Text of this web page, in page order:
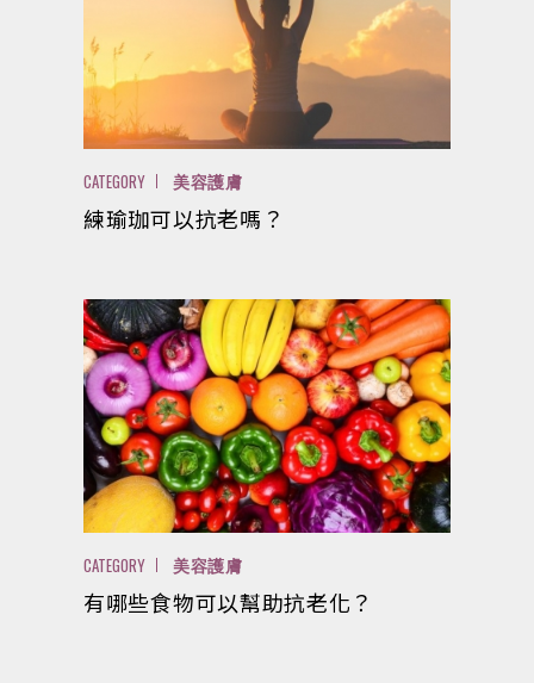
CATEGORY 美容護膚
練瑜珈可以抗老嗎？
CATEGORY 美容護膚
有哪些食物可以幫助抗老化？